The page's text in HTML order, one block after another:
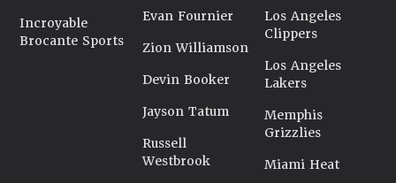
Incroyable
Brocante Sports
Evan Fournier
Zion Williamson
Devin Booker
Jayson Tatum
Russell
Westbrook
Los Angeles
Clippers
Los Angeles
Lakers
Memphis
Grizzlies
Miami Heat